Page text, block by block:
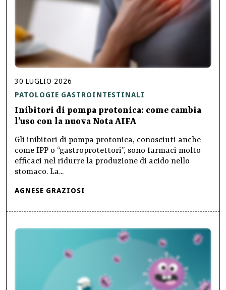
30 LUGLIO 2026
PATOLOGIE GASTROINTESTINALI
Inibitori di pompa protonica: come cambia
l’uso con la nuova Nota AIFA
Gli inibitori di pompa protonica, conosciuti anche
come IPP o “gastroprotettori”, sono farmaci molto
efficaci nel ridurre la produzione di acido nello
stomaco. La...
AGNESE GRAZIOSI